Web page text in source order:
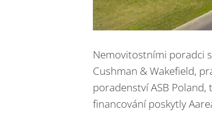
Nemovitostními poradci
Cushman & Wakefield,
poradenství ASB Poland,
financování poskytly